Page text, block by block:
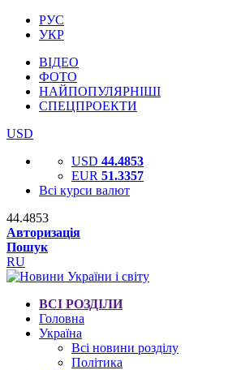
РУС
УКР
ВІДЕО
ФОТО
НАЙПОПУЛЯРНІШІ
СПЕЦПРОЕКТИ
USD
USD 44.4853
EUR 51.3357
Всі курси валют
44.4853
Авторизація
Пошук
RU
ВСІ РОЗДІЛИ
Головна
Україна
Всі новини розділу
Політика